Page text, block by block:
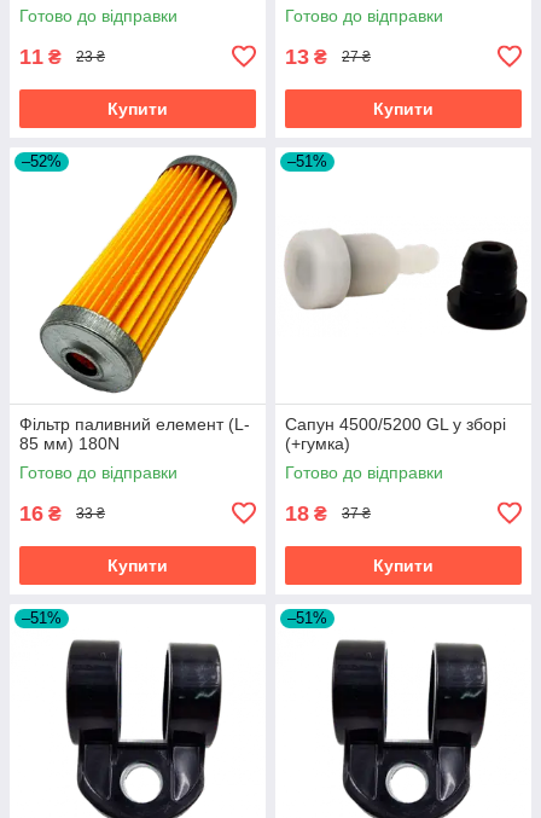
Готово до відправки
11 ₴ 23 ₴
Купити
Готово до відправки
13 ₴ 27 ₴
Купити
–52%
Фільтр паливний елемент (L-
85 мм) 180N
Готово до відправки
16 ₴ 33 ₴
Купити
–51%
Сапун 4500/5200 GL у зборі
(+гумка)
Готово до відправки
18 ₴ 37 ₴
Купити
–51% –51%